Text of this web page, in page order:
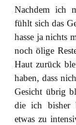
Nachdem ich
fühlt sich das
hasse ja nichts
noch ölige
Haut zurück
haben, dass
Gesicht übrig
die ich bisher
etwas zu